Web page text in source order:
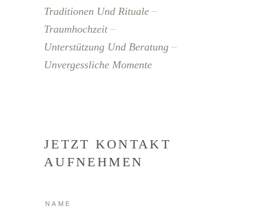
Traditionen Und Rituale
Traumhochzeit
Unterstützung Und Beratung
Unvergessliche Momente
JETZT KONTAKT
AUFNEHMEN